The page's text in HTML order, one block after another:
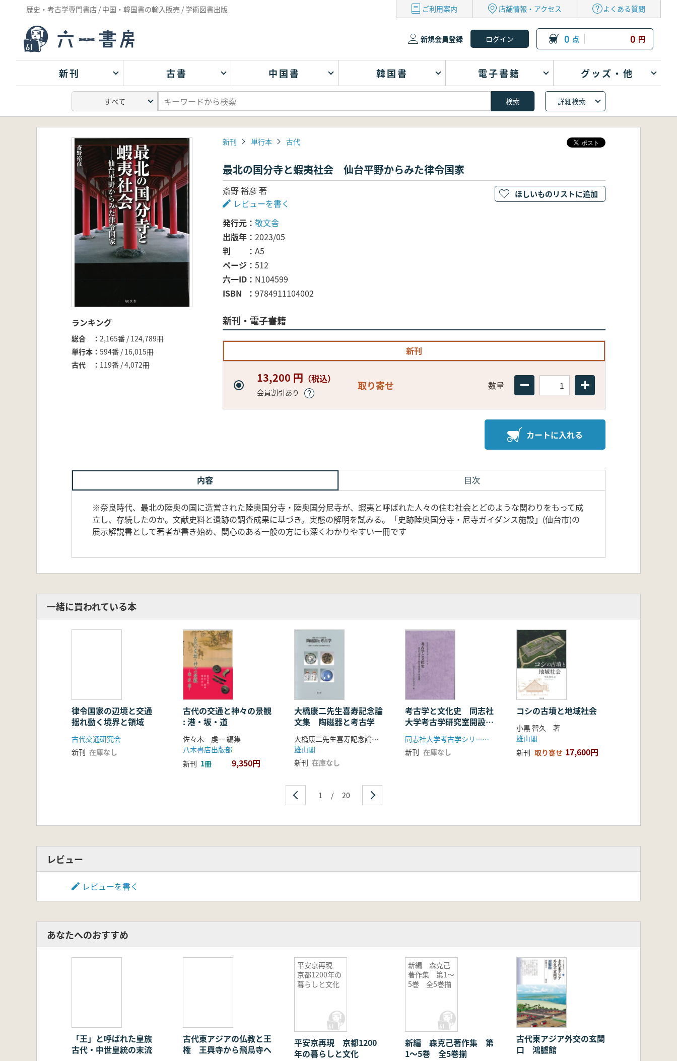
歴史・考古学専門書店 / 中国・韓国書の輸入販売 / 学術図書出版 ご利用案内 店舗情報・アクセス よくある質問
新規会員登録 0 点 0 円
新刊 古書 中国書 韓国書 電子書籍 グッズ・他
詳細検索
ランキング
総合
2,165番 / 124,789冊
単行本
594番 / 16,015冊
古代
119番 / 4,072冊
新刊 単行本 古代
最北の国分寺と蝦夷社会 仙台平野からみた律令国家
斎野 裕彦 著
レビューを書く
発行元
敬文舎
出版年
2023/05
判
A5
ページ
512
六一ID
N104599
ISBN
9784911104002
新刊・電子書籍
新刊
13,200 円 （税込）
会員割引あり
取り寄せ 数量
カートに入れる
ほしいものリストに追加
内容 目次
※奈良時代、最北の陸奥の国に造営された陸奥国分寺・陸奥国分尼寺が、蝦夷と呼ばれた人々の住む社会とどのような関わりをもって成
立し、存続したのか。文献史料と遺跡の調査成果に基づき。実態の解明を試みる。「史跡陸奥国分寺・尼寺ガイダンス施設」(仙台市)の
展示解説書として著者が書き始め、関心のある一般の方にも深くわかりやすい一冊です
一緒に買われている本
律令国家の辺境と交通
揺れ動く境界と領域
古代交通研究会
新刊 在庫なし
古代の交通と神々の景観
: 港・坂・道
佐々木 虔一 編集
八木書店出版部
新刊 1冊 9,350円
大橋康二先生喜寿記念論
文集 陶磁器と考古学
大橋康二先生喜寿記念論文集編集委員会 編集
雄山閣
新刊 在庫なし
考古学と文化史 同志社
大学考古学研究室開設
70周年記念論集
同志社大学考古学シリーズ刊行会
新刊 在庫なし
コシの古墳と地域社会
小黒 智久 著
雄山閣
新刊 取り寄せ 17,600円
1 / 20
レビュー
レビューを書く
あなたへのおすすめ
「王」と呼ばれた皇族
古代・中世皇統の末流
古代東アジアの仏教と王
権 王興寺から飛鳥寺へ
平安京再現
京都1200年の
暮らしと文化
平安京再現 京都1200
年の暮らしと文化
新編 森克己
著作集 第1〜
5巻 全5巻揃
新編 森克己著作集 第
1〜5巻 全5巻揃
古代東アジア外交の玄関
口 鴻臚館